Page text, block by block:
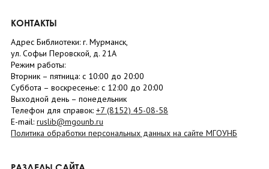
КОНТАКТЫ
Адрес Библиотеки: г. Мурманск,
ул. Софьи Перовской, д. 21А
Режим работы:
Вторник – пятница: с 10:00 до 20:00
Суббота – воскресенье: c 12:00 до 20:00
Выходной день – понедельник
Телефон для справок: +7 (8152) 45-08-58
E-mail: ruslib@mgounb.ru
Политика обработки персональных данных на сайте МГОУНБ